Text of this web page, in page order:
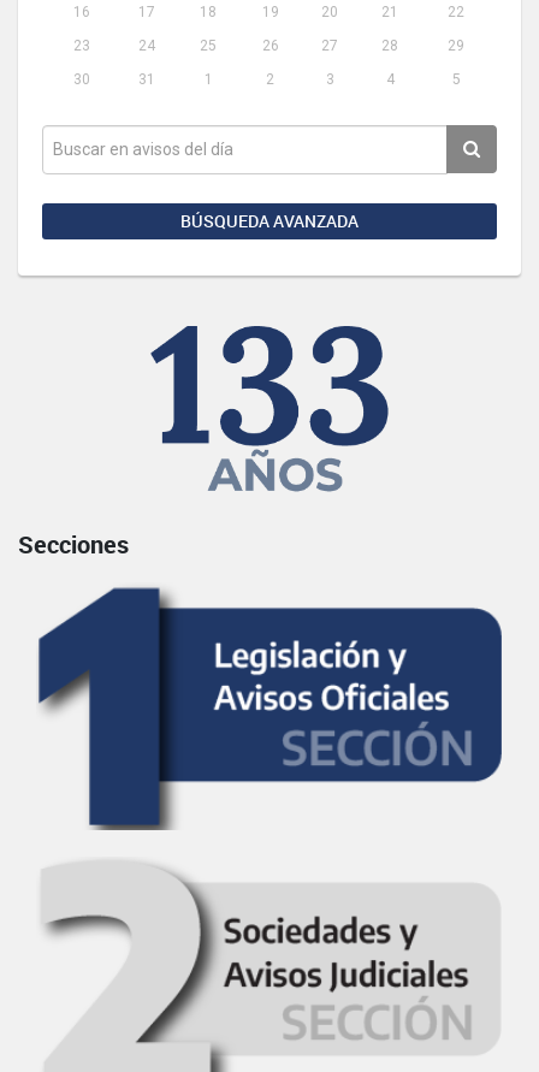
16
17 18 19 20 21
22
23
24 25 26 27 28
29
30
31 1 2 3 4 5
BÚSQUEDA AVANZADA
Secciones